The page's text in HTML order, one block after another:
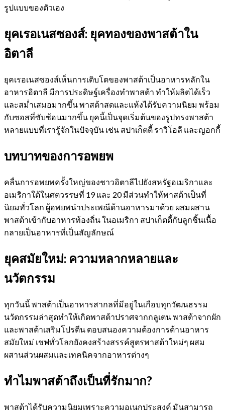
รูปแบบของตัวเอง
ยุคเรอเนสซองส์: ยุคทองของพาสต้าใน
อิตาลี
ยุคเรอเนสซองส์เห็นการเติบโตของพาสต้าเป็นอาหารหลักใน
อาหารอิตาลี มีการประดิษฐ์เครื่องทำพาสต้า ทำให้ผลิตได้เร็ว
และสม่ำเสมอมากขึ้น พาสต้าสดและแห้งได้รับความนิยม พร้อม
กับซอสที่ซับซ้อนมากขึ้น ยุคนี้เป็นจุดเริ่มต้นของรูปทรงพาสต้า
หลายแบบที่เรารู้จักในปัจจุบัน เช่น สปาเก็ตตี้ ราวิโอลี และญอกกี้
บทบาทของการอพยพ
คลื่นการอพยพครั้งใหญ่ของชาวอิตาลีไปยังสหรัฐอเมริกาและ
อเมริกาใต้ในศตวรรษที่ 19 และ 20 มีส่วนทำให้พาสต้าเป็นที่
นิยมทั่วโลก ผู้อพยพนำประเพณีด้านอาหารมาด้วย ผสมผสาน
พาสต้าเข้ากับอาหารท้องถิ่น ในอเมริกา สปาเก็ตตี้กับลูกชิ้นเนื้อ
กลายเป็นอาหารที่เป็นสัญลักษณ์
ยุคสมัยใหม่: ความหลากหลายและ
นวัตกรรม
ทุกวันนี้ พาสต้าเป็นอาหารสากลที่มีอยู่ในเกือบทุกวัฒนธรรม
นวัตกรรมล่าสุดทำให้เกิดพาสต้าปราศจากกลูเตน พาสต้าจากผัก
และพาสต้าเสริมโปรตีน ตอบสนองความต้องการด้านอาหาร
สมัยใหม่ เชฟทั่วโลกยังคงสร้างสรรค์สูตรพาสต้าใหม่ๆ ผสม
ผสานส่วนผสมและเทคนิคจากอาหารต่างๆ
ทำไมพาสต้าถึงเป็นที่รักมาก?
พาสต้าได้รับความนิยมเพราะความอเนกประสงค์ มันสามารถ